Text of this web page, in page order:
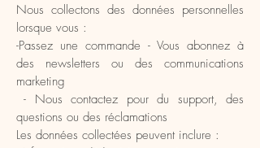
Nous collectons des données personnelles
lorsque vous :
-Passez une commande - Vous abonnez à
des newsletters ou des communications
marketing
- Nous contactez pour du support, des
questions ou des réclamations
Les données collectées peuvent inclure :